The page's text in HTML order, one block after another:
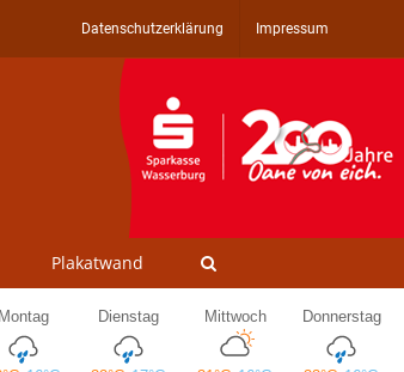
Datenschutzerklärung Impressum
Plakatwand